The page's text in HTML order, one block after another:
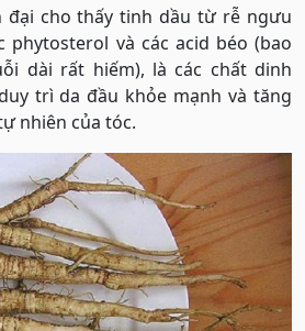
đại cho thấy tinh dầu từ rễ ngưu
phytosterol và các acid béo (bao
dài rất hiếm), là các chất dinh
trì da đầu khỏe mạnh và tăng
nhiên của tóc.